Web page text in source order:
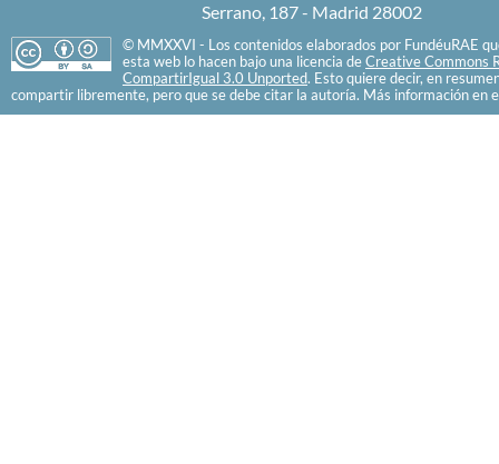
Serrano, 187 - Madrid 28002
© MMXXVI - Los contenidos elaborados por FundéuRAE
esta web lo hacen bajo una licencia de Creative Commons
CompartirIgual 3.0 Unported. Esto quiere decir, en
compartir libremente, pero que se debe citar la autoría. Más información en